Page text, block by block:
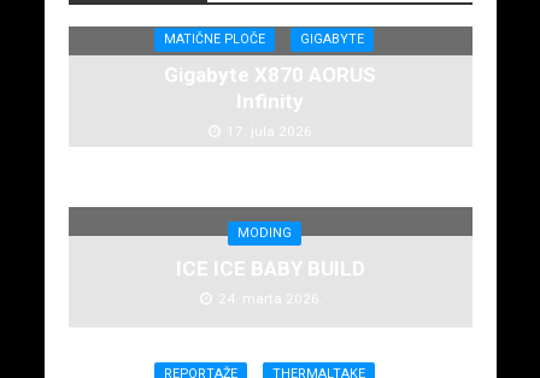
MATIČNE PLOČE GIGABYTE
Gigabyte X870 AORUS
Infinity
17. jula 2026.
MODING
ICE ICE BABY BUILD
24. marta 2026.
REPORTAŽE THERMALTAKE